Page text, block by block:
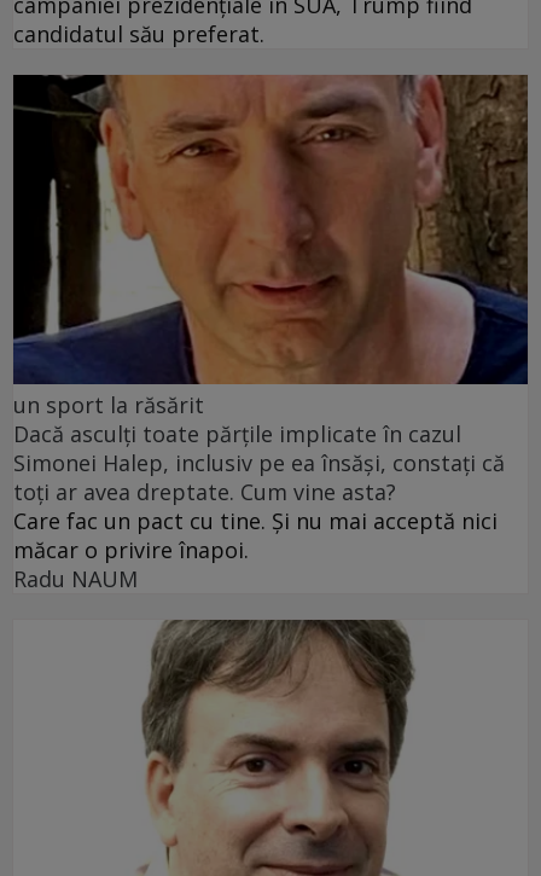
candidatul său preferat.
un sport la răsărit
Dacă asculți toate părțile implicate în cazul
Simonei Halep, inclusiv pe ea însăși, constați că
toți ar avea dreptate. Cum vine asta?
Care fac un pact cu tine. Și nu mai acceptă nici
măcar o privire înapoi.
Radu NAUM